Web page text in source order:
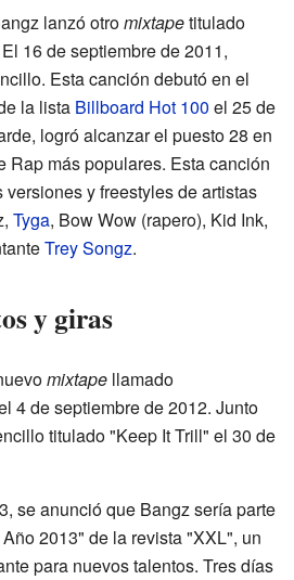
lanzó otromixtapetitulado
16 de septiembre de 2011,
Esta canción debutó en el
la lista Billboard Hot 100 el 25 de
logró alcanzar el puesto 28 en
Rap más populares. Esta canción
y freestyles de artistas
Tyga, Bow Wow (rapero), Kid Ink,
Trey Songz.
y giras
mixtape llamado
4 de septiembre de 2012. Junto
titulado "Keep It Trill" el 30 de
se anunció que Bangz sería parte
2013" de la revista "XXL", un
para nuevos talentos. Tres días